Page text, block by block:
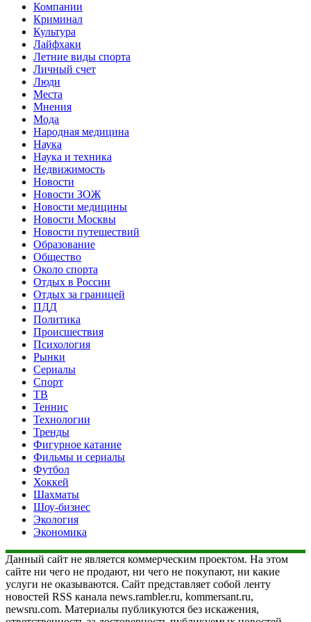
Компании
Криминал
Культура
Лайфхаки
Летние виды спорта
Личный счет
Люди
Места
Мнения
Мода
Народная медицина
Наука
Наука и техника
Недвижимость
Новости
Новости ЗОЖ
Новости медицины
Новости Москвы
Новости путешествий
Образование
Общество
Около спорта
Отдых в России
Отдых за границей
ПДД
Политика
Происшествия
Психология
Рынки
Сериалы
Спорт
ТВ
Теннис
Технологии
Тренды
Фигурное катание
Фильмы и сериалы
Футбол
Хоккей
Шахматы
Шоу-бизнес
Экология
Экономика
Данный сайт не является коммерческим проектом. На этом
сайте ни чего не продают, ни чего не покупают, ни какие
услуги не оказываются. Сайт представляет собой ленту
новостей RSS канала news.rambler.ru, kommersant.ru,
newsru.com. Материалы публикуются без искажения,